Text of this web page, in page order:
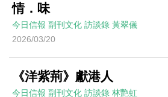
情．味
今日信報 副刊文化 訪談錄 黃翠儀
2026/03/20
《洋紫荊》獻港人
今日信報 副刊文化 訪談錄 林艷虹